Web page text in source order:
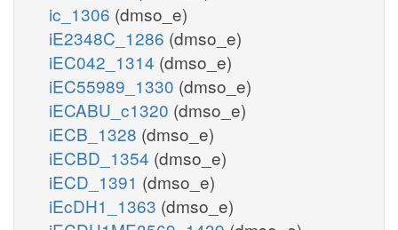
ic_1306 (dmso_e)
iE2348C_1286 (dmso_e)
iEC042_1314 (dmso_e)
iEC55989_1330 (dmso_e)
iECABU_c1320 (dmso_e)
iECB_1328 (dmso_e)
iECBD_1354 (dmso_e)
iECD_1391 (dmso_e)
iEcDH1_1363 (dmso_e)